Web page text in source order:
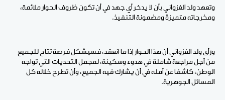
وتعهد ولد الغزواني بأن لا يدخر أي جهد في أن تكون ظروف الحوار ملائمة،
ومخرجاته متميزة ومضمونة التنفيذ.
ورأى ولد الغزواني أن هذا الحوار إذا ما انعقد، فسيشكل فرصة تتاح للجميع
من أجل مراجعة شاملة في هدوء وسكينة، لمجمل التحديات التي تواجه
الوطن، كاشفا عن أمله في أن يشارك فيه الجميع، وأن تطرح خلاله كل
المسائل الجوهرية.